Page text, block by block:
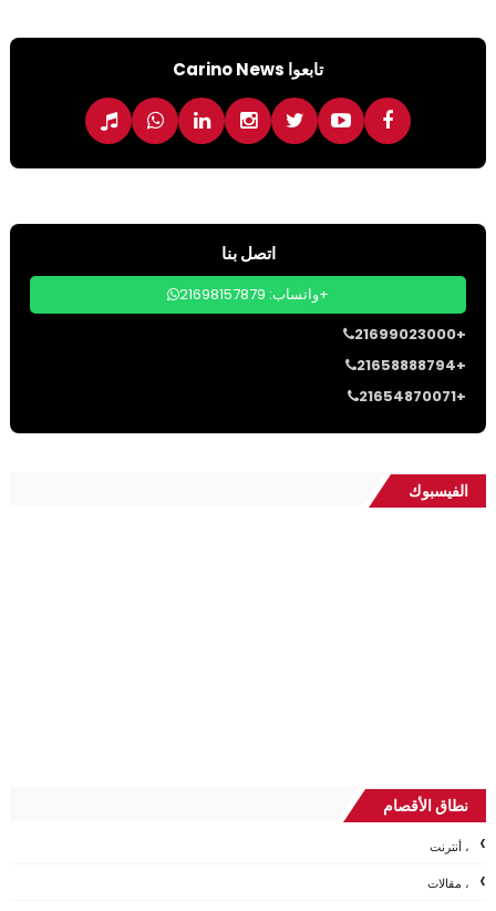
تابعوا Carino News
اتصل بنا
واتساب: 21698157879+
21699023000+
21658888794+
21654870071+
الفيسبوك
نطاق الأقصام
، أنترنت
، مقالات